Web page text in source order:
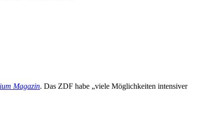
Magazin. Das ZDF habe „viele Möglichkeiten intensiver